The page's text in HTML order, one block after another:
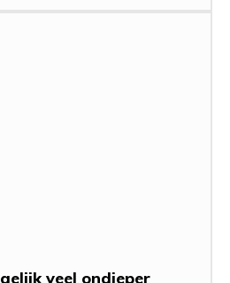
veel ondieper